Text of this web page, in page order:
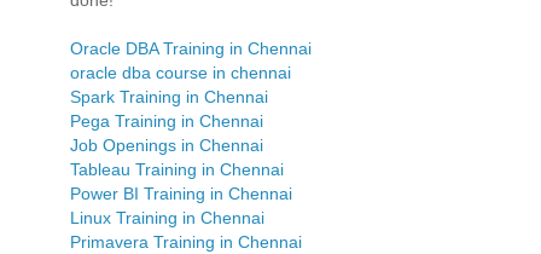
Oracle DBA Training in Chennai
oracle dba course in chennai
Spark Training in Chennai
Pega Training in Chennai
Job Openings in Chennai
Tableau Training in Chennai
Power BI Training in Chennai
Linux Training in Chennai
Primavera Training in Chennai